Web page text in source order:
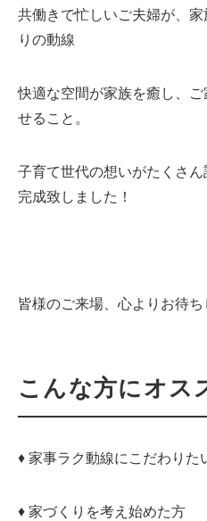
共働きで忙しいご夫婦が、
りの動線
快適な空間が家族を癒し、
せること。
子育て世代の想いがたくさ
完成致しました！
皆様のご来場、心よりお待ち
こんな方にオス
♦ 家事ラク動線にこだわりた
♦ 家づくりを考え始めた方